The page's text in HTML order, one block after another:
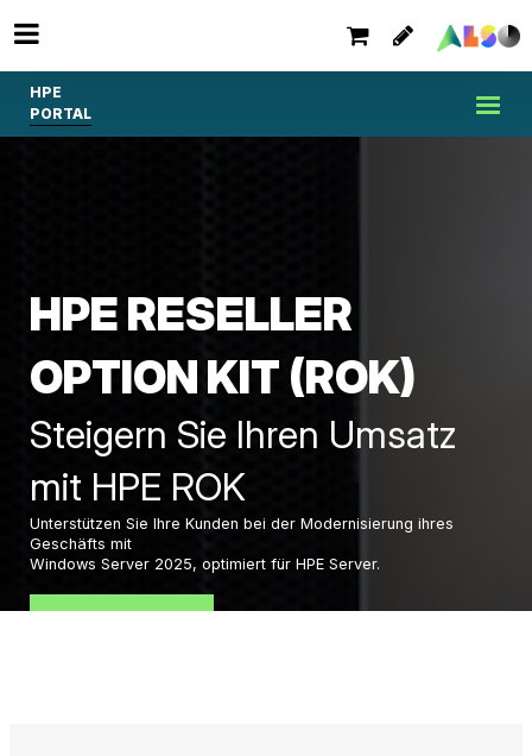
HPE
PORTAL
HPE RESELLER
OPTION KIT (ROK)
Steigern Sie Ihren Umsatz
mit HPE ROK
Unterstützen Sie Ihre Kunden bei der Modernisierung ihres
Geschäfts mit
Windows Server 2025, optimiert für HPE Server.